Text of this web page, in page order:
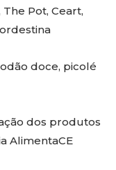
The Pot, Ceart,
doce, picolé
dos produtos
AlimentaCE